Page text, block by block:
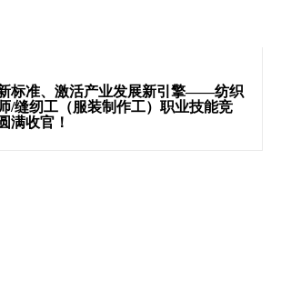
标准、激活产业发展新引擎——纺织
/缝纫工（服装制作工）职业技能竞
满收官！